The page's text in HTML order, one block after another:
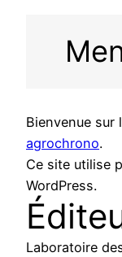
Bienvenue
agrochrono.
Ce site utilise
WordPress.
Laboratoire